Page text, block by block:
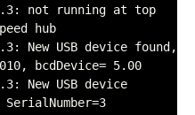
not running at top
hub
New USB device found,
bcdDevice= 5.00
New USB device